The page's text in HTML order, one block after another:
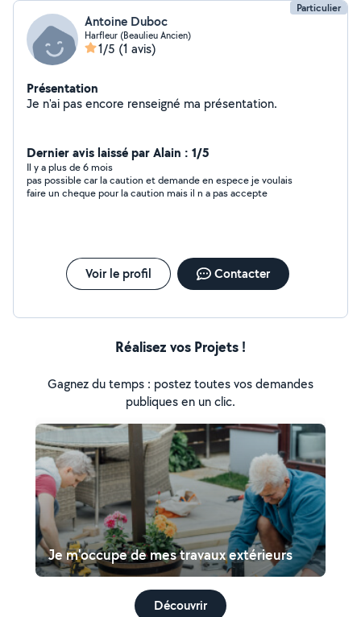
Particulier
Antoine Duboc
Harfleur (Beaulieu Ancien)
1/5 (1 avis)
Présentation
Je n'ai pas encore renseigné ma présentation.
Dernier avis laissé par Alain : 1/5
Il y a plus de 6 mois
pas possible car la caution et demande en espece je voulais
faire un cheque pour la caution mais il n a pas accepte
Voir le profil Contacter
Réalisez vos Projets !
Gagnez du temps : postez toutes vos demandes
publiques en un clic.
Je m'occupe de mes travaux extérieurs
Découvrir